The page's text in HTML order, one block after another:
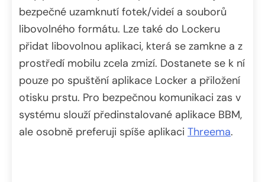
bezpečné uzamknutí fotek/videí a souborů
libovolného formátu. Lze také do Lockeru
přidat libovolnou aplikaci, která se zamkne a z
prostředí mobilu zcela zmizí. Dostanete se k ní
pouze po spuštění aplikace Locker a přiložení
otisku prstu. Pro bezpečnou komunikaci zas v
systému slouží předinstalované aplikace BBM,
ale osobně preferuji spíše aplikaci Threema.